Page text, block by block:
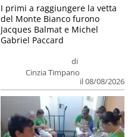
di
Cinzia Timpano
il 08/08/2026
I primi a raggiungere la vetta
del Monte Bianco furono
Jacques Balmat e Michel
Gabriel Paccard